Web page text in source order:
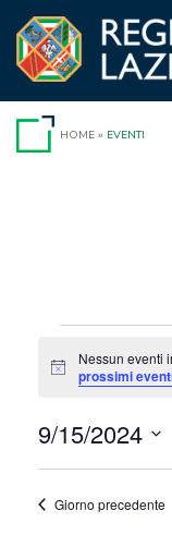
contenuto
HOME » EVENTI
Eventi
for
15,
Notice
Nessun eventi
prossimi
9/15/2024
Seleziona
data.
Giorno precedente